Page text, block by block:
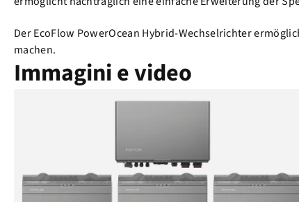
Der EcoFlow PowerOcean Hybrid-Wechselrichter
machen.
Immagini e video